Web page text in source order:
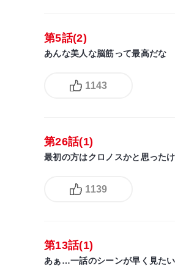
第5話(2)
あんな美人な脳筋って最高だな
1143
第26話(1)
最初の方はクロノスかと思った
1139
第13話(1)
あぁ…一話のシーンが早く見た